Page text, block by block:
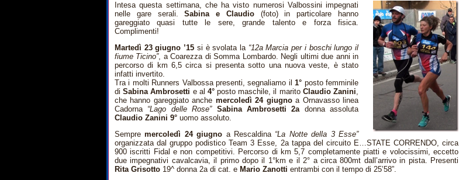
Intesa questa settimana, che ha visto numerosi Valbossini impegnati
nelle gare serali.Sabina e Claudio(foto) in particolare hanno
gareggiato quasi tutte le sere, grande talento e forza fisica.
Complimenti!
Martedì 23 giugno ’15 si è svolata la “12a Marcia per i boschi lungo il
fiume Ticino”, a Coarezza di Somma Lombardo. Negli ultimi due anni in
percorso di km 6,5 circa si presenta sotto una nuova veste, è stato
infatti invertito.
Tra i molti Runners Valbossa presenti, segnaliamo il1° posto femminile
di Sabina Ambrosetti e al 4°posto maschile, il marito Claudio Zanini,
che hanno gareggiato anche mercoledì 24 giugnoa Ornavasso linea
Cadorna “Lago delle Rose” Sabina Ambrosetti 2adonna assoluta
Claudio Zanini 9° uomo assoluto.
Sempremercoledì 24 giugno a Rescaldina “La Notte della 3 Esse”
organizzata dal gruppo podistico Team 3 Esse, 2a tappa del circuito E…STATE CORRENDO, circa
900 iscritti Fidal e non competitivi. Percorso di km 5,7 completamente piatti e volocissimi, eccetto
due impegnativi cavalcavia, il primo dopo il 1°km e il 2° a circa 800mt dall’arrivo in pista. Presenti
Rita Grisotto 19^ donna 2a di cat. e Mario Zanotti entrambi con il tempo di 25’58”.